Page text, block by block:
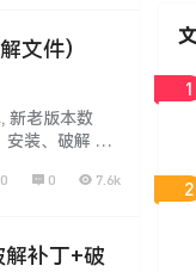
文件）
新老版本数
安装、破解 注
0 0 7.6k
解补丁+破
1
2